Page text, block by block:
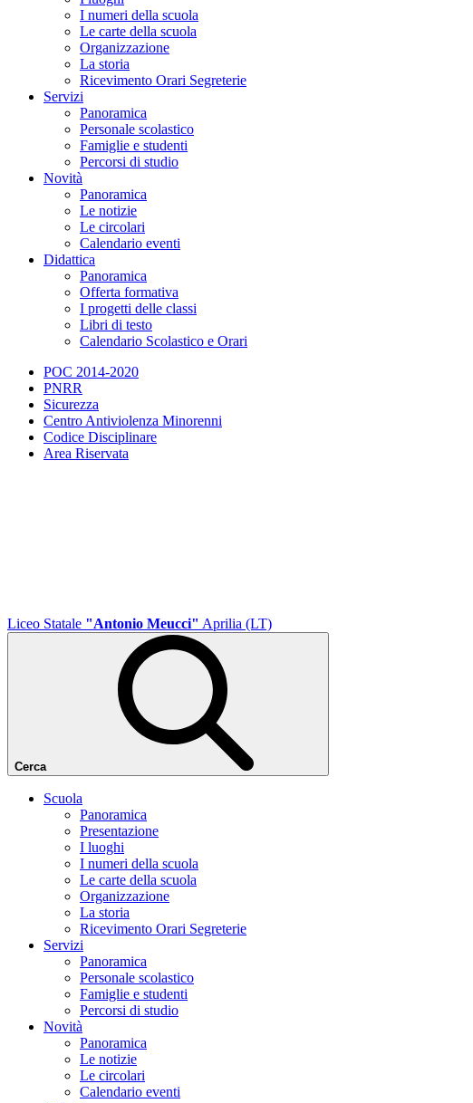
I numeri della scuola
Le carte della scuola
Organizzazione
La storia
Ricevimento Orari Segreterie
Servizi
Panoramica
Personale scolastico
Famiglie e studenti
Percorsi di studio
Novità
Panoramica
Le notizie
Le circolari
Calendario eventi
Didattica
Panoramica
Offerta formativa
I progetti delle classi
Libri di testo
Calendario Scolastico e Orari
POC 2014-2020
PNRR
Sicurezza
Centro Antiviolenza Minorenni
Codice Disciplinare
Area Riservata
Liceo Statale "Antonio Meucci" Aprilia (LT)
Cerca
Scuola
Panoramica
Presentazione
I luoghi
I numeri della scuola
Le carte della scuola
Organizzazione
La storia
Ricevimento Orari Segreterie
Servizi
Panoramica
Personale scolastico
Famiglie e studenti
Percorsi di studio
Novità
Panoramica
Le notizie
Le circolari
Calendario eventi